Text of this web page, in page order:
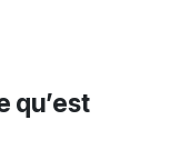
qu’est